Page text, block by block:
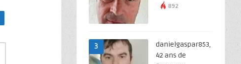
892
3
danielgaspar853,
42 ans de